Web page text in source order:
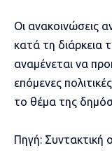
Οι ανακοινώσεις
κατά τη διάρκεια
αναμένεται να
επόμενες
το θέμα της
Πηγή: Συντακτική